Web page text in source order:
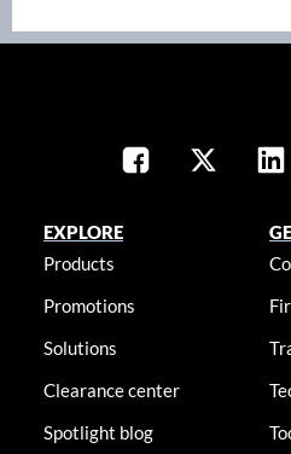
EXPLORE
Products
Promotions
Solutions
Clearance center
Spotlight blog